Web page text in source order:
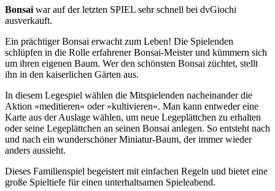
Bonsaiwar auf der letzten SPIEL sehr schnell bei dvGiochi
ausverkauft.
Ein prächtiger Bonsai erwacht zum Leben! Die Spielenden
schlüpfen in die Rolle erfahrener Bonsai-Meister und kümmern sich
um ihren eigenen Baum. Wer den schönsten Bonsai züchtet, stellt
ihn in den kaiserlichen Gärten aus.
In diesem Legespiel wählen die Mitspielenden nacheinander die
Aktion »meditieren« oder »kultivieren«. Man kann entweder eine
Karte aus der Auslage wählen, um neue Legeplättchen zu erhalten
oder seine Legeplättchen an seinen Bonsai anlegen. So entsteht nach
und nach ein wunderschöner Miniatur-Baum, der immer wieder
anders aussieht.
Dieses Familienspiel begeistert mit einfachen Regeln und bietet eine
große Spieltiefe für einen unterhaltsamen Spieleabend.